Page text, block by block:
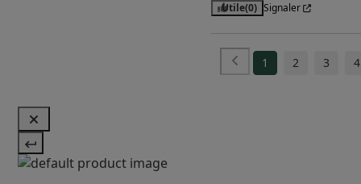
Utile(0) Signaler
1 2 3 4